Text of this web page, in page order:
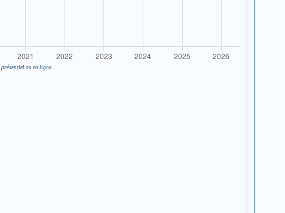
ou en ligne.